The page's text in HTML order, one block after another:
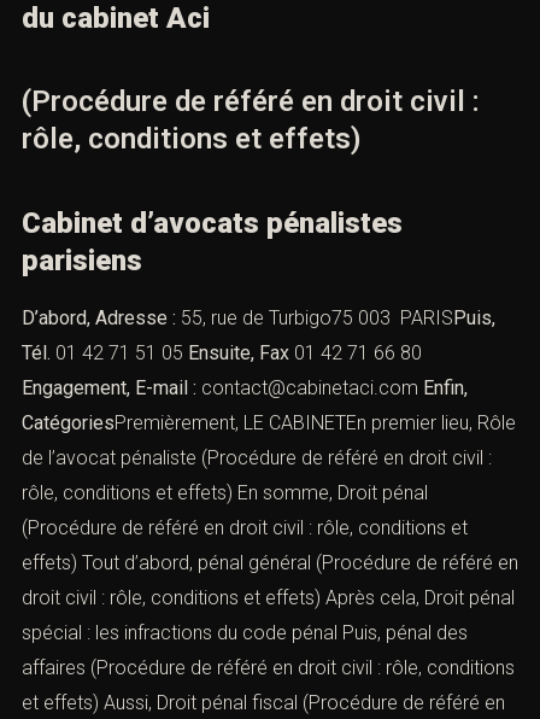
du cabinet Aci
(Procédure de référé en droit civil :
rôle, conditions et effets)
Cabinet d’avocats pénalistes
parisiens
D’abord, Adresse : 55, rue de Turbigo75 003 PARISPuis,
Tél. 01 42 71 51 05 Ensuite, Fax 01 42 71 66 80
Engagement, E-mail : contact@cabinetaci.com Enfin,
CatégoriesPremièrement, LE CABINETEn premier lieu, Rôle
de l’avocat pénaliste (Procédure de référé en droit civil :
rôle, conditions et effets) En somme, Droit pénal
(Procédure de référé en droit civil : rôle, conditions et
effets) Tout d’abord, pénal général (Procédure de référé en
droit civil : rôle, conditions et effets) Après cela, Droit pénal
spécial : les infractions du code pénal Puis, pénal des
affaires (Procédure de référé en droit civil : rôle, conditions
et effets) Aussi, Droit pénal fiscal (Procédure de référé en